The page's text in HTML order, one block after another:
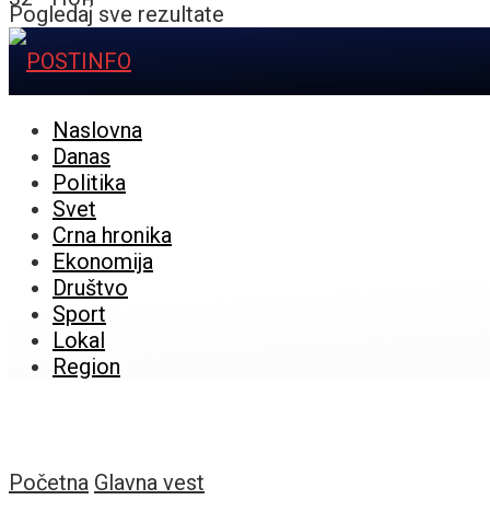
Pogledaj sve rezultate
Naslovna
Danas
Politika
Svet
Crna hronika
Ekonomija
Društvo
Sport
Lokal
Region
Početna Glavna vest